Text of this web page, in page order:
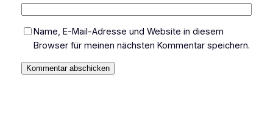
Name, E-Mail-Adresse und Website in diesem
Browser für meinen nächsten Kommentar speichern.